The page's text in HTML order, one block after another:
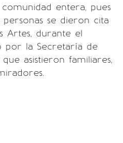
entera, pues
se dieron cita
Artes, durante el
por la Secretaría de
asistieron familiares,